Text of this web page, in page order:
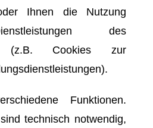
Ihnen die Nutzung
des
(z.B. Cookies zur
Funktionen.
technisch notwendig,